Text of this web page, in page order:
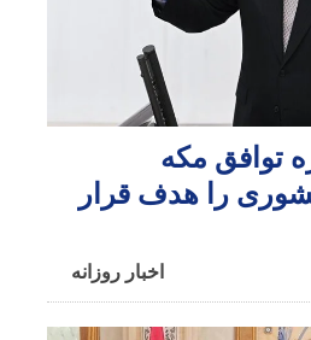
توافق مکه
را هدف قرار
اخبار روزانه